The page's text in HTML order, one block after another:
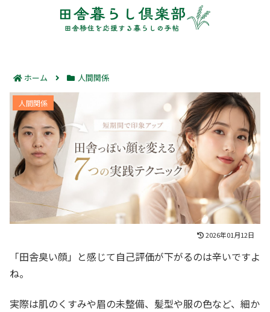
ホーム 人間関係
田舎っぽい顔を変える7つの実践テクニック｜短期間で
印象が劇的に変わる！
人間関係
2026年01月12日
「田舎臭い顔」と感じて自己評価が下がるのは辛いですよ
ね。
実際は肌のくすみや眉の未整備、髪型や服の色など、細か